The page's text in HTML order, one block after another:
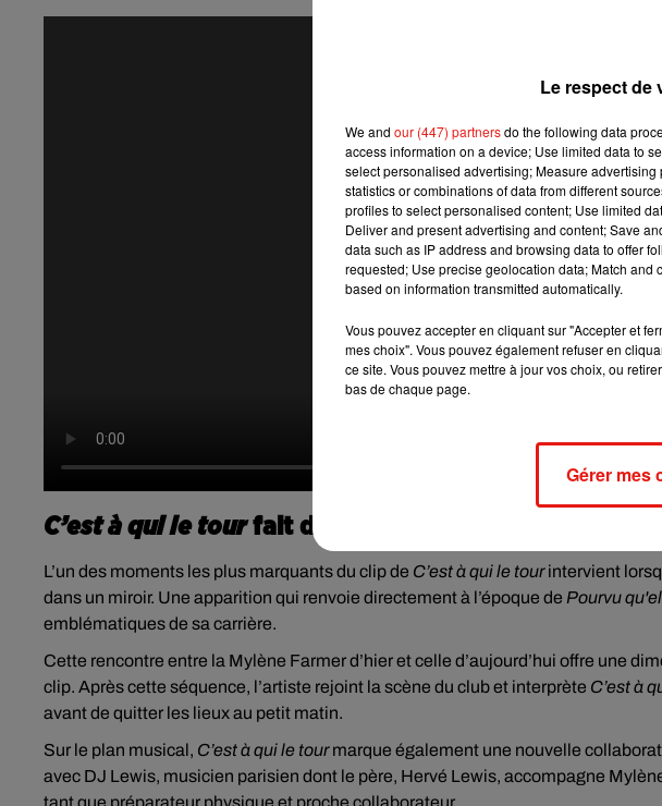
C’est à qui le tourfait dialoguer le passé et le présent
L’un des moments les plus marquants du clip de C’est à qui le tourintervient
dans un miroir. Une apparition qui renvoie directement à l’époque de Pourvu
emblématiques de sa carrière.
Cette rencontre entre la Mylène Farmer d’hier et celle d’aujourd’hui offre une
clip. Après cette séquence, l’artiste rejoint la scène du club et interprète C’est à
avant de quitter les lieux au petit matin.
Sur le plan musical, C’est à qui le tourmarque également une nouvelle
avec DJ Lewis, musicien parisien dont le père, Hervé Lewis, accompagne
Le respect de
We and our (447) partnersdo the following data
access information on a device; Use limited data to
select personalised advertising; Measure
statistics or combinations of data from different
profiles to select personalised content; Use limited
Deliver and present advertising and content; Save
data such as IP address and browsing data to offer
requested; Use precise geolocation data; Match
based on information transmitted automatically.
Vous pouvez accepter en cliquant sur "Accepter et
mes choix". Vous pouvez également refuser en
ce site. Vous pouvez mettre à jour vos choix, ou
bas de chaque page.
Gérer mes